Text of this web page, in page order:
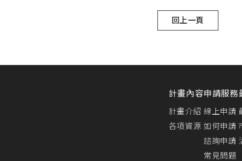
回上一頁
計畫內容
計畫介紹
各項資源
申請服務
線上申請
如何申請
諮詢申請
常見問題